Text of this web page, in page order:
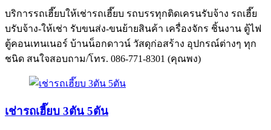
บริการรถเฮี๊ยบให้เช่ารถเฮี๊ยบ รถบรรทุกติดเครนรับจ้าง รถเฮี๊ย
บรับจ้าง-ให้เช่า รับขนส่ง-ขนย้ายสินค้า เครื่องจักร ชิ้นงาน ตู้ไฟ
ตู้คอนเทนเนอร์ บ้านน็อกดาวน์ วัสดุก่อสร้าง อุปกรณ์ต่างๆ ทุก
ชนิด สนใจสอบถาม/โทร. 086-771-8301 (คุณพง)
เช่ารถเฮี๊ยบ 3ตัน 5ตัน